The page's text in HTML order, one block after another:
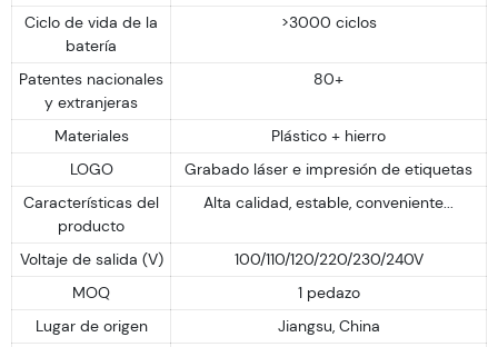
Ciclo de vida de la
batería
>3000 ciclos
Patentes nacionales
y extranjeras
80+
Materiales
Plástico + hierro
LOGO
Grabado láser e impresión de etiquetas
Características del
producto
Alta calidad, estable, conveniente...
Voltaje de salida (V)
100/110/120/220/230/240V
MOQ
1 pedazo
Lugar de origen
Jiangsu, China